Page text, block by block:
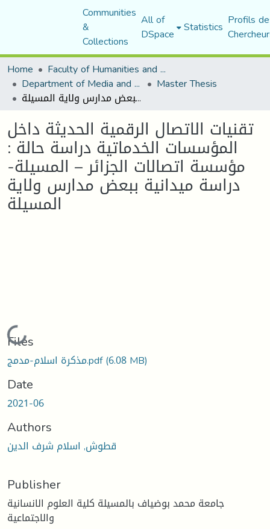
Communities
&
Collections
All of
DSpace Statistics Profils
Home
Faculty of Humanities and Social Sciences
Department of Media and Communication Studies Master Thesis
تقنيات الاتصال الرقمية الحديثة داخل المؤسسات الخدماتية دراسة حالة : مؤسسة اتصالات الجزائر – المسيلة-دراسة ميدانية ببعض مدارس ولاية المسيلة
تقنيات الاتصال الرقمية الحديثة داخل
المؤسسات الخدماتية دراسة حالة :
مؤسسة اتصالات الجزائر – المسيلة-
دراسة ميدانية ببعض مدارس ولاية
المسيلة
Loading...
Files
مذكرة اسلام-مدمج.pdf(6.08 MB)
Date
2021-06
Authors
قطوش, اسلام شرف الدين
Publisher
جامعة محمد بوضياف بالمسيلة كلية العلوم الانسانية
والاجتماعية